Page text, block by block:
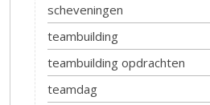
scheveningen
teambuilding
teambuilding opdrachten
teamdag